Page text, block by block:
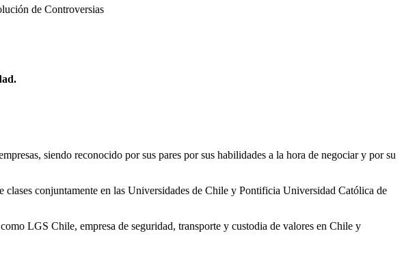
de Controversias
siendo reconocido por sus pares por sus habilidades a la hora de negociar y por su
conjuntamente en las Universidades de Chile y Pontificia Universidad Católica de
LGS Chile, empresa de seguridad, transporte y custodia de valores en Chile y